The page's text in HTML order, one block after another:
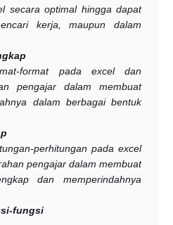
secara optimal hingga dapat
kerja, maupun dalam
format pada excel dan
pengajar dalam membuat
dalam berbagai bentuk
perhitungan pada excel
pengajar dalam membuat
dan memperindahnya
fungsi